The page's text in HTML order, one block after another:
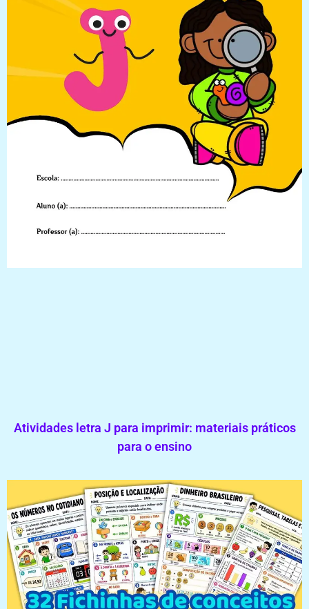
Atividades letra J para imprimir: materiais práticos
para o ensino